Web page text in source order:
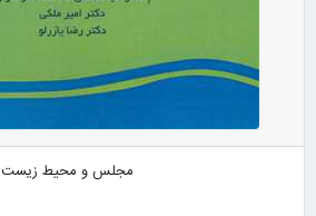
مجلس و محیط زیست